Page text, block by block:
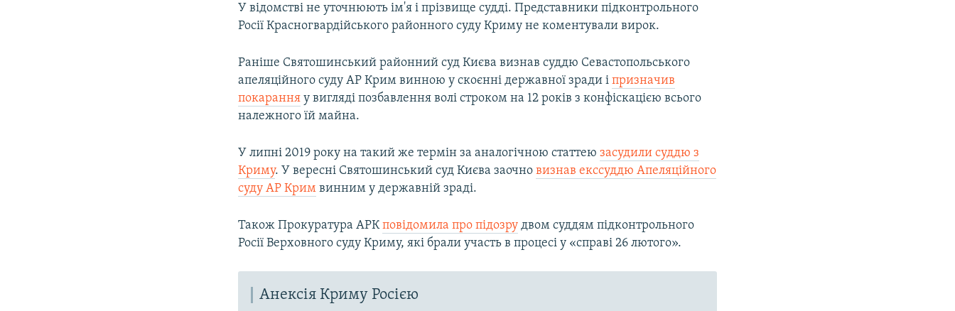
У відомстві не уточнюють ім'я і прізвище судді. Представники підконтрольного
Росії Красногвардійського районного суду Криму не коментували вирок.
Раніше Святошинський районний суд Києва визнав суддю Севастопольського
апеляційного суду АР Крим винною у скоєнні державної зради іпризначив
покарання у вигляді позбавлення волі строком на 12 років з конфіскацією всього
належного їй майна.
У липні 2019 року на такий же термін за аналогічною статтеюзасудили суддю з
Криму. У вересні Святошинський суд Києва заочновизнав екссуддю Апеляційного
суду АР Крим винним у державній зраді.
Також Прокуратура АРКповідомила про підозру двом суддям підконтрольного
Росії Верховного суду Криму, які брали участь в процесі у «справі 26 лютого».
Анексія Криму Росією